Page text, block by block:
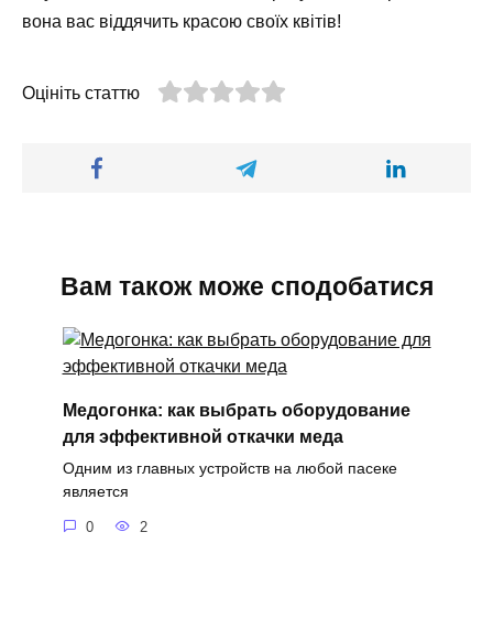
вона вас віддячить красою своїх квітів!
Оцініть статтю
Вам також може сподобатися
Медогонка: как выбрать оборудование
для эффективной откачки меда
Одним из главных устройств на любой пасеке
является
0 2